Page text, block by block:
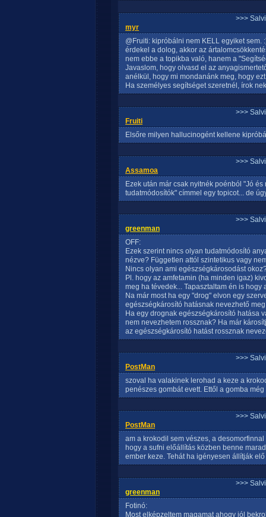
>>>
myr
@Fruiti: kipróbálni nem KELL egyiket
érdekel a dolog, akkor az
nem ebbe a topikba való, hanem a
Javaslom, hogy olvasd el az
anélkül, hogy mi mondanánk meg, hogy
Ha személyes segítséget szeretnél, írok
>>>
Fruiti
Elsőre milyen hallucinogént kellene
>>>
Assamoa
Ezek után már csak nyitnék poénból "Jó
tudatmódosítók" címmel egy topicot... de
>>>
greenman
OFF:
Ezek szerint nincs olyan tudatmódosító
nézve? Független attól szintetikus vagy
Nincs olyan ami egészségkárosodást
Pl. hogy az amfetamin (ha minden igaz)
meg ha tévedek... Tapasztaltam én is
Na már most ha egy "drog" elvon egy
egészségkárosító hatásnak nevezhető
Ha egy drognak egészségkárosító hatása
nem nevezhetem rossznak? Ha már
az egészségkárosító hatást rossznak
>>>
PostMan
szoval ha valakinek lerohad a keze a
penészes gombát evett. Ettől a gomba
>>>
PostMan
am a krokodil sem vészes, a
hogy a sufni előállítás közben benne
ember keze. Tehát ha igényesen állítják
>>>
greenman
Fotinó:
Most elképzeltem magamat ahogy jól